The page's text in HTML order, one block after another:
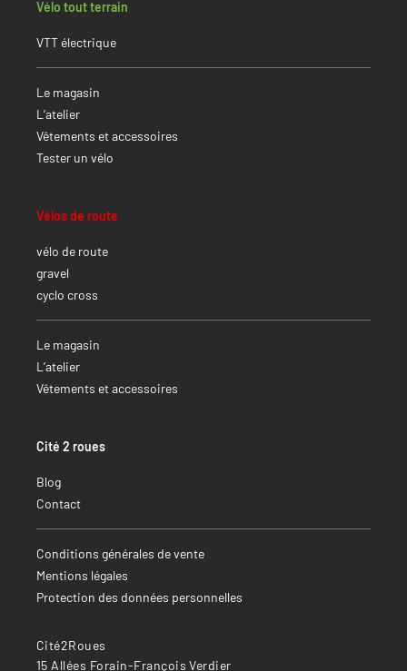
Vélo tout terrain
VTT électrique
Le magasin
L’atelier
Vêtements et accessoires
Tester un vélo
Vélos de route
vélo de route
gravel
cyclo cross
Le magasin
L’atelier
Vêtements et accessoires
Cité 2 roues
Blog
Contact
Conditions générales de vente
Mentions légales
Protection des données personnelles
Cité2Roues
15 Allées Forain-François Verdier